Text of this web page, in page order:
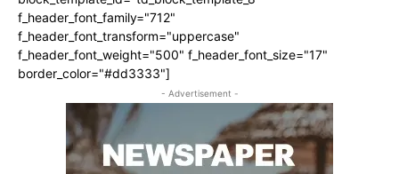
f_header_font_family="712"
f_header_font_transform="uppercase"
f_header_font_weight="500" f_header_font_size="17"
border_color="#dd3333"]
- Advertisement -